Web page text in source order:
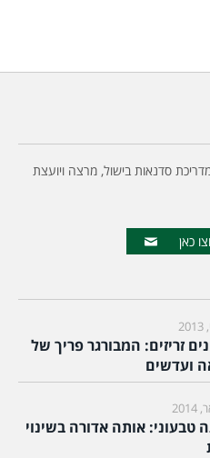
סדנאות בישול, מרצה ויועצת
כאן
זריזים: המבורגר פריך של
ועדשים
טבעוני: אותה אדורה בשינוי